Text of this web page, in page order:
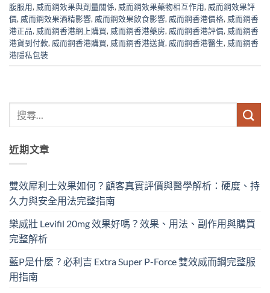
腹服用, 威而鋼效果與劑量關係, 威而鋼效果藥物相互作用, 威而鋼效果評
價, 威而鋼效果酒精影響, 威而鋼效果飲食影響, 威而鋼香港價格, 威而鋼香
港正品, 威而鋼香港網上購買, 威而鋼香港藥房, 威而鋼香港評價, 威而鋼香
港貨到付款, 威而鋼香港購買, 威而鋼香港送貨, 威而鋼香港醫生, 威而鋼香
港隱私包裝
近期文章
雙效犀利士效果如何？顧客真實評價與醫學解析：硬度、持
久力與安全用法完整指南
樂威壯 Levifil 20mg 效果好嗎？效果、用法、副作用與購買
完整解析
藍P是什麼？必利吉 Extra Super P-Force​ 雙效威而鋼完整服
用指南